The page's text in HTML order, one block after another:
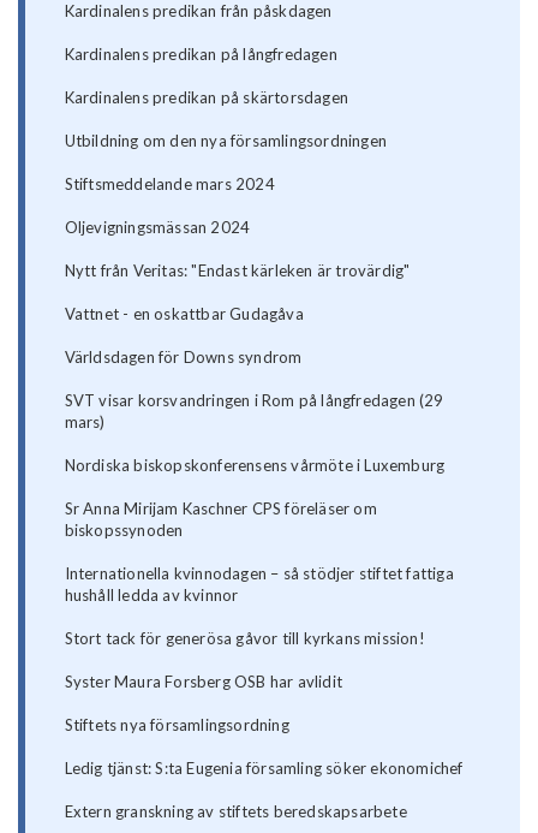
Kardinalens predikan från påskdagen
Kardinalens predikan på långfredagen
Kardinalens predikan på skärtorsdagen
Utbildning om den nya församlingsordningen
Stiftsmeddelande mars 2024
Oljevigningsmässan 2024
Nytt från Veritas: "Endast kärleken är trovärdig"
Vattnet - en oskattbar Gudagåva
Världsdagen för Downs syndrom
SVT visar korsvandringen i Rom på långfredagen (29
mars)
Nordiska biskopskonferensens vårmöte i Luxemburg
Sr Anna Mirijam Kaschner CPS föreläser om
biskopssynoden
Internationella kvinnodagen – så stödjer stiftet fattiga
hushåll ledda av kvinnor
Stort tack för generösa gåvor till kyrkans mission!
Syster Maura Forsberg OSB har avlidit
Stiftets nya församlingsordning
Ledig tjänst: S:ta Eugenia församling söker ekonomichef
Extern granskning av stiftets beredskapsarbete